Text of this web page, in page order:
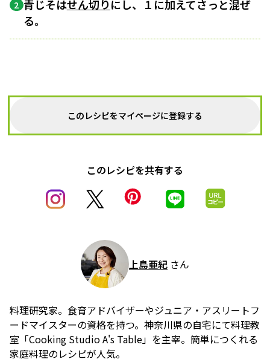
2 青じそはせん切りにし、１に加えてさっと混ぜ
る。
このレシピをマイページに登録する
このレシピを共有する
上島亜紀 さん
料理研究家。食育アドバイザーやジュニア・アスリートフ
ードマイスターの資格を持つ。神奈川県の自宅にて料理教
室「Cooking Studio A's Table」を主宰。簡単につくれる
家庭料理のレシピが人気。